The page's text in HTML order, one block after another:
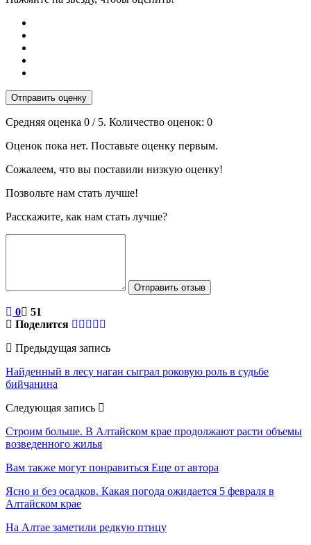
Отправить оценку
Средняя оценка 0 / 5. Количество оценок: 0
Оценок пока нет. Поставьте оценку первым.
Сожалеем, что вы поставили низкую оценку!
Позвольте нам стать лучше!
Расскажите, как нам стать лучше?
Отправить отзыв
0
51
Поделится
Предыдущая запись
Найденный в лесу наган сыграл роковую роль в судьбе
бийчанина
Следующая запись
Строим больше. В Алтайском крае продолжают расти объемы
возведенного жилья
Вам также могут понравиться Еще от автора
Ясно и без осадков. Какая погода ожидается 5 февраля в
Алтайском крае
На Алтае заметили редкую птицу